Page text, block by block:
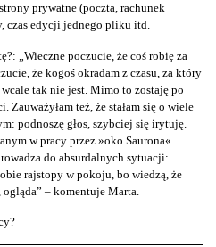
prywatne (poczta, rachunek
czas edycji jednego pliku itd.
„Wieczne poczucie, że coś robię za
że kogoś okradam z czasu, za który
tak nie jest. Mimo to zostaję po
Zauważyłam też, że stałam się o wiele
podnoszę głos, szybciej się irytuję.
w pracy przez »oko Saurona«
do absurdalnych sytuacji:
rajstopy w pokoju, bo wiedzą, że
– komentuje Marta.